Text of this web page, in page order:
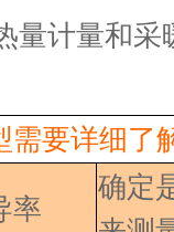
量计量和采
需要详细了
率
确定